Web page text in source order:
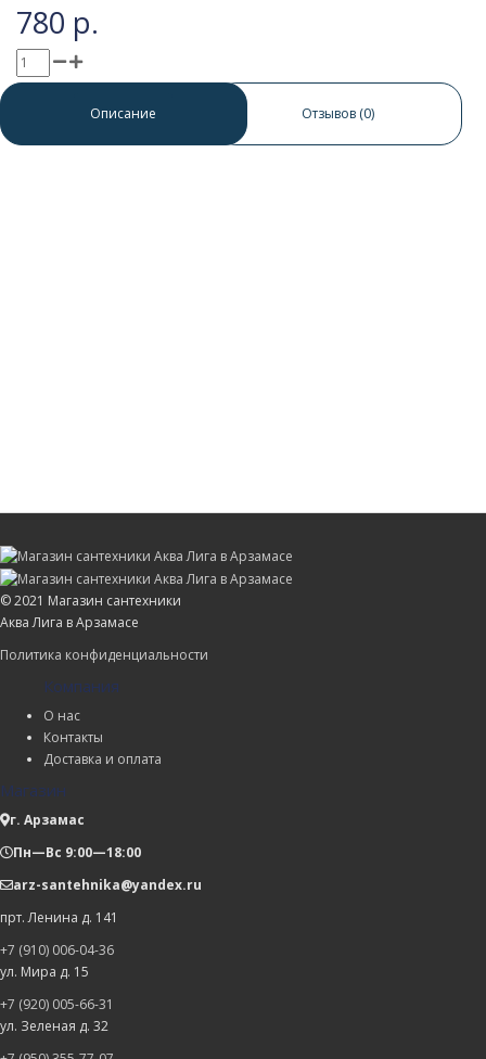
780 р.
Написать отзыв
Описание Отзывов (0)
© 2021 Магазин сантехники
Аква Лига в Арзамасе
Политика конфиденциальности
Компания
О нас
Контакты
Доставка и оплата
Магазин
г. Арзамас
Пн—Вс 9:00—18:00
arz-santehnika@yandex.ru
прт. Ленина д. 141
+7 (910) 006-04-36
ул. Мира д. 15
+7 (920) 005-66-31
ул. Зеленая д. 32